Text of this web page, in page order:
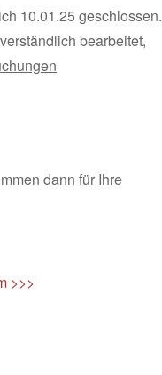
10.01.25 geschlossen.
bearbeitet,
dann für Ihre
>>>